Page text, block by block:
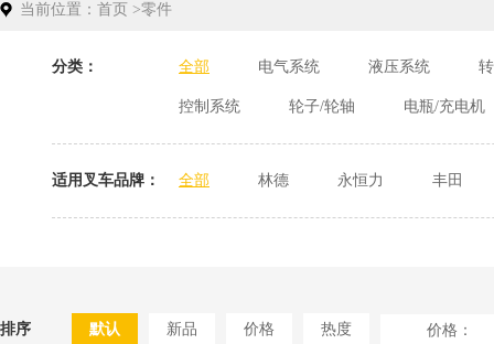
当前位置： 首页 >零件
分类： 全部 电气系统 液压系统
控制系统 轮子/轮轴 电瓶/充电机
适用叉车品牌： 全部 林德 永恒力 丰田
排序 默认 新品 价格 热度 价格：